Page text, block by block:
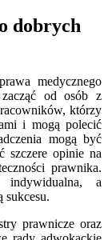
dobrych
medycznego
od osób z
którzy
i mogą polecić
mogą być
szczere opinie na
prawnika.
a
sukcesu.
prawnicze oraz